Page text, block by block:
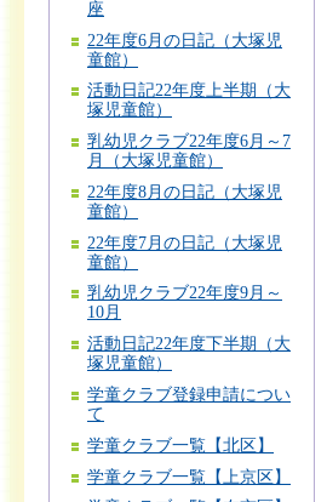
座
22年度6月の日記（大塚児
童館）
活動日記22年度上半期（大
塚児童館）
乳幼児クラブ22年度6月～7
月（大塚児童館）
22年度8月の日記（大塚児
童館）
22年度7月の日記（大塚児
童館）
乳幼児クラブ22年度9月～
10月
活動日記22年度下半期（大
塚児童館）
学童クラブ登録申請につい
て
学童クラブ一覧【北区】
学童クラブ一覧【上京区】